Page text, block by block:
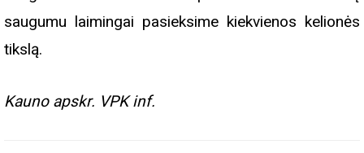
saugumu laimingai pasieksime kiekvienos kelionės
tikslą.
Kauno apskr. VPK inf.